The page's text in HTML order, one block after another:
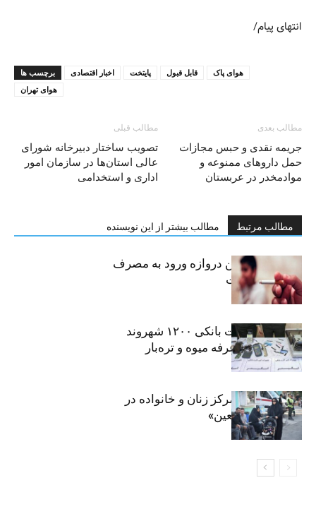
انتهای پیام/
برچسب ها اخبار اقتصادی پایتخت قابل قبول
هوای پاک
هوای تهران
مطالب قبلی
تصویب ساختار دبیرخانه شورای
عالی استان‌ها در سازمان امور
اداری و استخدامی
مطالب بعدی
جریمه نقدی و حبس مجازات
حمل داروهای ممنوعه و
موادمخدر در عربستان
مطالب مرتبط مطالب بیشتر از این نویسنده
سیگار، مهمترین دروازه ورود به مصرف
موادمخدر است
افشای اطلاعات بانکی ۱۲۰۰ شهروند
تهرانی در یک غرفه میوه و تره‌بار
روایت حضور مرکز زنان و خانواده در
«جاماندگان اربعین»